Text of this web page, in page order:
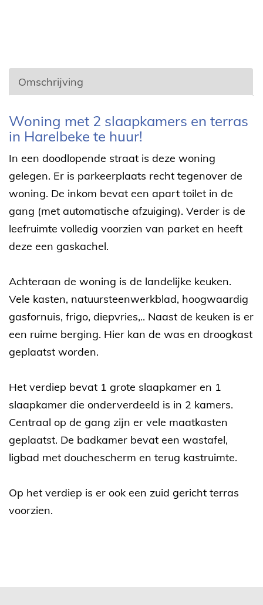
Omschrijving
Omschrijving
Woning met 2 slaapkamers en terras
in Harelbeke te huur!
In een doodlopende straat is deze woning
gelegen. Er is parkeerplaats recht tegenover de
woning. De inkom bevat een apart toilet in de
gang (met automatische afzuiging). Verder is de
leefruimte volledig voorzien van parket en heeft
deze een gaskachel.
Achteraan de woning is de landelijke keuken.
Vele kasten, natuursteenwerkblad, hoogwaardig
gasfornuis, frigo, diepvries,.. Naast de keuken is er
een ruime berging. Hier kan de was en droogkast
geplaatst worden.
Het verdiep bevat 1 grote slaapkamer en 1
slaapkamer die onderverdeeld is in 2 kamers.
Centraal op de gang zijn er vele maatkasten
geplaatst. De badkamer bevat een wastafel,
ligbad met douchescherm en terug kastruimte.
Op het verdiep is er ook een zuid gericht terras
voorzien.